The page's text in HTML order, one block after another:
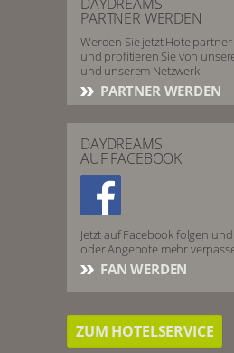
PARTNER WERDEN
Werden Sie jetzt
und profitieren Sie von
und unserem Netzwerk.
PARTNER WERDEN
DAYDREAMS
AUF FACEBOOK
Jetzt auf Facebook folgen
oder Angebote mehr
FAN WERDEN
ZUM HOTELSERVICE